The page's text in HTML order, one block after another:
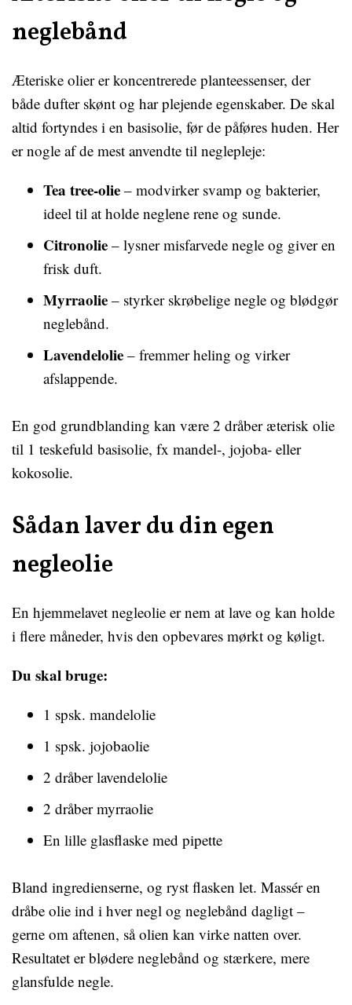
neglebånd
Æteriske olier er koncentrerede planteessenser, der
både dufter skønt og har plejende egenskaber. De skal
altid fortyndes i en basisolie, før de påføres huden. Her
er nogle af de mest anvendte til neglepleje:
Tea tree-olie – modvirker svamp og bakterier,
ideel til at holde neglene rene og sunde.
Citronolie – lysner misfarvede negle og giver en
frisk duft.
Myrraolie – styrker skrøbelige negle og blødgør
neglebånd.
Lavendelolie – fremmer heling og virker
afslappende.
En god grundblanding kan være 2 dråber æterisk olie
til 1 teskefuld basisolie, fx mandel-, jojoba- eller
kokosolie.
Sådan laver du din egen
negleolie
En hjemmelavet negleolie er nem at lave og kan holde
i flere måneder, hvis den opbevares mørkt og køligt.
Du skal bruge:
1 spsk. mandelolie
1 spsk. jojobaolie
2 dråber lavendelolie
2 dråber myrraolie
En lille glasflaske med pipette
Bland ingredienserne, og ryst flasken let. Massér en
dråbe olie ind i hver negl og neglebånd dagligt –
gerne om aftenen, så olien kan virke natten over.
Resultatet er blødere neglebånd og stærkere, mere
glansfulde negle.